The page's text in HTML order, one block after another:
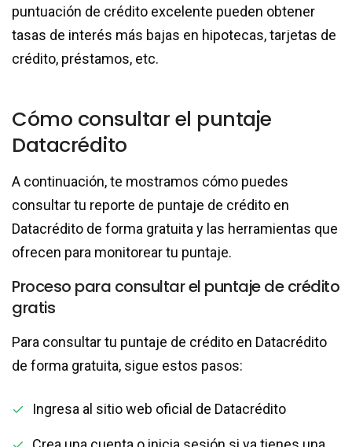
puntuación de crédito excelente pueden obtener
tasas de interés más bajas en hipotecas, tarjetas de
crédito, préstamos, etc.
Cómo consultar el puntaje
Datacrédito
A continuación, te mostramos cómo puedes
consultar tu reporte de puntaje de crédito en
Datacrédito de forma gratuita y las herramientas que
ofrecen para monitorear tu puntaje.
Proceso para consultar el puntaje de crédito
gratis
Para consultar tu puntaje de crédito en Datacrédito
de forma gratuita, sigue estos pasos:
Ingresa al sitio web oficial de Datacrédito